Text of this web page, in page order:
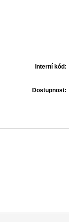
Interní kód:
Dostupnost: